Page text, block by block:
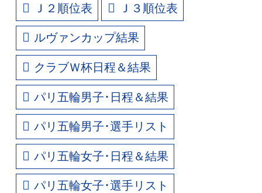
Ｊ２順位表 Ｊ３順位表
ルヴァンカップ結果
クラブＷ杯日程＆結果
パリ五輪男子･日程＆結果
パリ五輪男子･選手リスト
パリ五輪女子･日程＆結果
パリ五輪女子･選手リスト